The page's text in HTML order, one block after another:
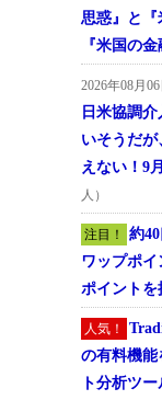
思惑』と『
『米国の
2026年08月
日米協調
いそうだ
えない！9
人）
注目！
約
ワップポ
ポイントを
人気！
の有料機能
ト分析ツ